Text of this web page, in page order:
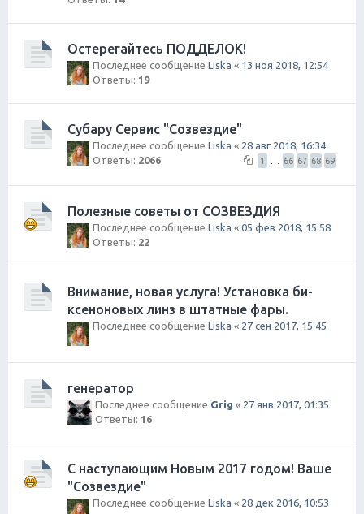
Остерегайтесь ПОДДЕЛОК!
Последнее сообщение Liska « 13 ноя 2018, 12:54
Ответы: 19
Субару Сервис "Созвездие"
Последнее сообщение Liska « 28 авг 2018, 16:34
Ответы: 2066 1 66 67 68 69
Полезные советы от СОЗВЕЗДИЯ
Последнее сообщение Liska « 05 фев 2018, 15:58
Ответы: 22
Внимание, новая услуга! Установка би-
ксеноновых линз в штатные фары.
Последнее сообщение Liska « 27 сен 2017, 15:45
генератор
Последнее сообщение Grig « 27 янв 2017, 01:35
Ответы: 16
С наступающим Новым 2017 годом! Ваше
"Созвездие"
Последнее сообщение Liska « 28 дек 2016, 10:53